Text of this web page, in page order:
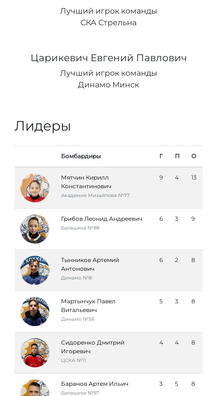
Лучший игрок команды
СКА Стрельна
Царикевич Евгений Павлович
Лучший игрок команды
Динамо Минск
Лидеры
Бомбардиры Г П О
Мятчин Кирилл
Константинович
Академия Михайлова №77
9 4 13
Грибов Леонид Андреевич
Балашиха №88
6 3 9
Тынников Артемий
Антонович
Динамо №8
6 2 8
Мартынчук Павел
Витальевич
Динамо №56
5 3 8
Сидоренко Дмитрий
Игоревич
ЦСКА №11
4 4 8
Баранов Артем Ильич
Балашиха №97
3 5 8